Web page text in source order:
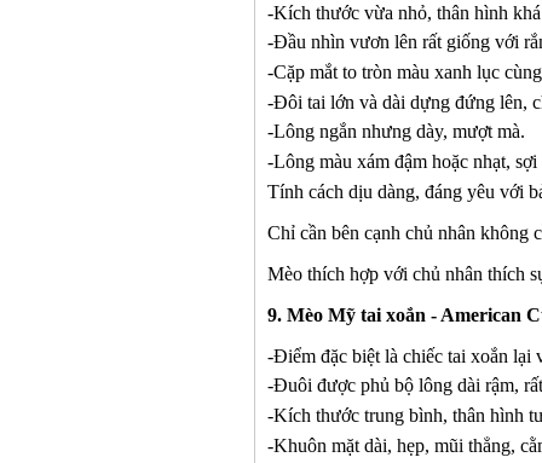
-Kích thước vừa nhỏ, thân hình
-Đầu nhìn vươn lên rất giống với
-Cặp mắt to tròn màu xanh lục
-Đôi tai lớn và dài dựng đứng lên,
-Lông ngắn nhưng dày, mượt mà.
-Lông màu xám đậm hoặc nhạt,
Tính cách dịu dàng, đáng yêu với
Chỉ cần bên cạnh chủ nhân không
Mèo thích hợp với chủ nhân thích
9. Mèo Mỹ tai xoắn - American
-Điểm đặc biệt là chiếc tai xoắn lại
-Đuôi được phủ bộ lông dài rậm,
-Kích thước trung bình, thân hình
-Khuôn mặt dài, hẹp, mũi thẳng,